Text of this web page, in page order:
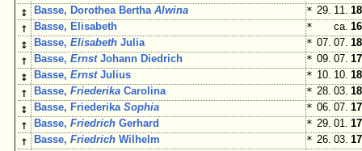
↕ Basse, Dorothea BerthaAlwina * 29. 11.
↑ Basse, Elisabeth * ca.
↕ Basse,Elisabeth Julia * 07. 07.
↑ Basse,ErnstJohann Diedrich * 09. 07.
↕ Basse,ErnstJulius * 10. 10.
↑ Basse,Friederika Carolina * 28. 03.
↕ Basse, FriederikaSophia * 06. 07.
↑ Basse,Friedrich Gerhard * 29. 01.
↑ Basse,Friedrich Wilhelm * 26. 03.